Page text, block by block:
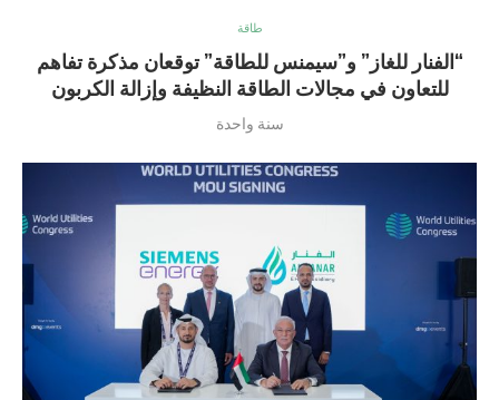
طاقة
“الفنار للغاز” و”سيمنس للطاقة” توقعان مذكرة تفاهم
للتعاون في مجالات الطاقة النظيفة وإزالة الكربون
سنة واحدة